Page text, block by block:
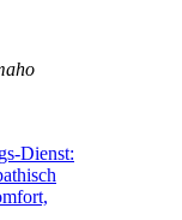
Dienst: